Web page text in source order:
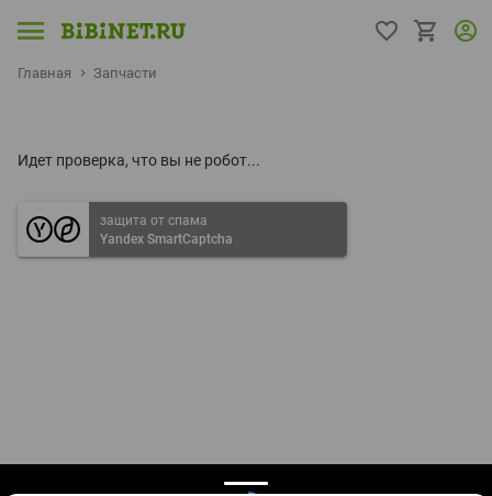
Главная Запчасти
Идет проверка, что вы не робот...
защита от спама
Yandex SmartCaptcha